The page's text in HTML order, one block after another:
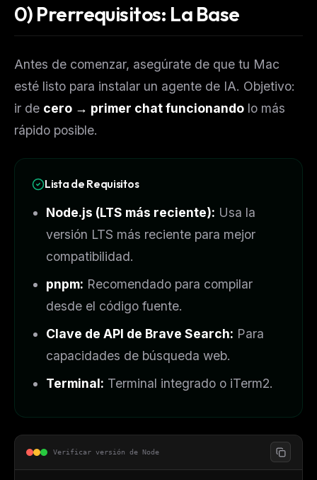
0) Prerrequisitos: La Base
Antes de comenzar, asegúrate de que tu Mac
esté listo para instalar un agente de IA. Objetivo:
ir de cero → primer chat funcionando lo más
rápido posible.
Lista de Requisitos
Node.js (LTS más reciente): Usa la
versión LTS más reciente para mejor
compatibilidad.
pnpm: Recomendado para compilar
desde el código fuente.
Clave de API de Brave Search: Para
capacidades de búsqueda web.
Terminal: Terminal integrado o iTerm2.
Verificar versión de Node